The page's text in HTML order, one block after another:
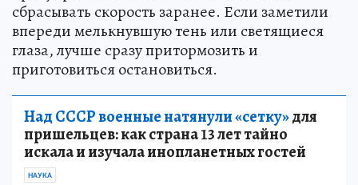
сбрасывать скорость заранее. Если заметили
впереди мелькнувшую тень или светящиеся
глаза, лучше сразу притормозить и
приготовиться остановиться.
Над СССР военные натянули «сетку»для
пришельцев: как страна 13 лет тайно
искала и изучала инопланетных гостей
НАУКА